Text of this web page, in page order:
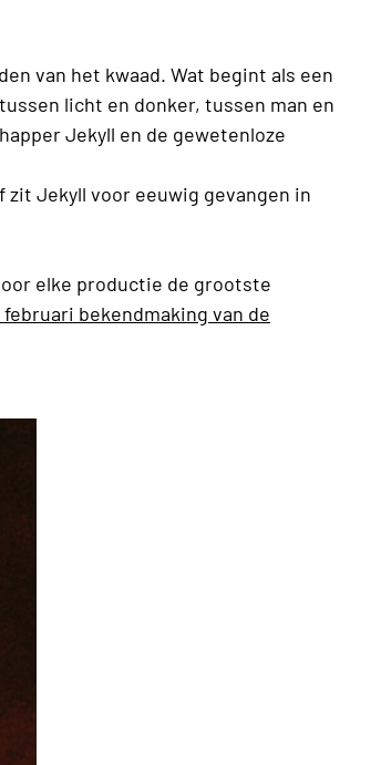
van het kwaad. Wat begint als een
licht en donker, tussen man en
Jekyll en de gewetenloze
zit Jekyll voor eeuwig gevangen in
elke productie de grootste
februari bekendmaking van de